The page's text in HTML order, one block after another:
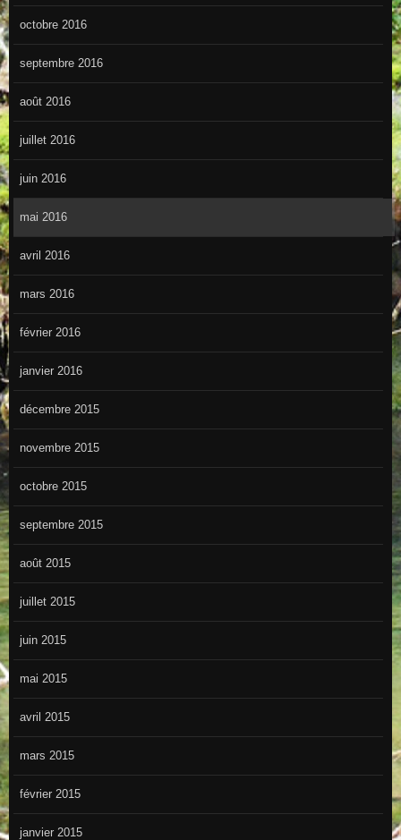
octobre 2016
septembre 2016
août 2016
juillet 2016
juin 2016
mai 2016
avril 2016
mars 2016
février 2016
janvier 2016
décembre 2015
novembre 2015
octobre 2015
septembre 2015
août 2015
juillet 2015
juin 2015
mai 2015
avril 2015
mars 2015
février 2015
janvier 2015